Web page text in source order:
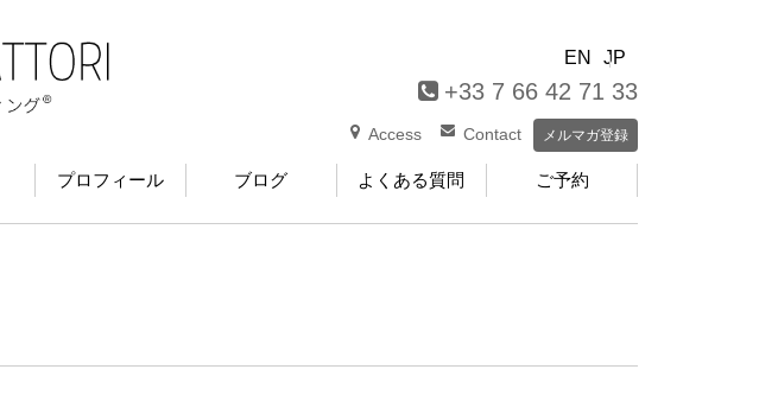
EN JP
+33 7 66 42 71 33
Access Contact メルマガ登録
プロフィール ブログ よくある質問 ご予約